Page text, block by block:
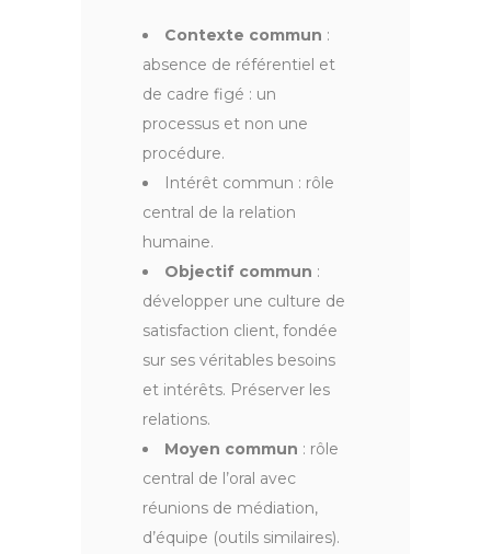
Contexte commun :
absence de référentiel et
de cadre figé : un
processus et non une
procédure.
Intérêt commun : rôle
central de la relation
humaine.
Objectif commun :
développer une culture de
satisfaction client, fondée
sur ses véritables besoins
et intérêts. Préserver les
relations.
Moyen commun : rôle
central de l’oral avec
réunions de médiation,
d’équipe (outils similaires).